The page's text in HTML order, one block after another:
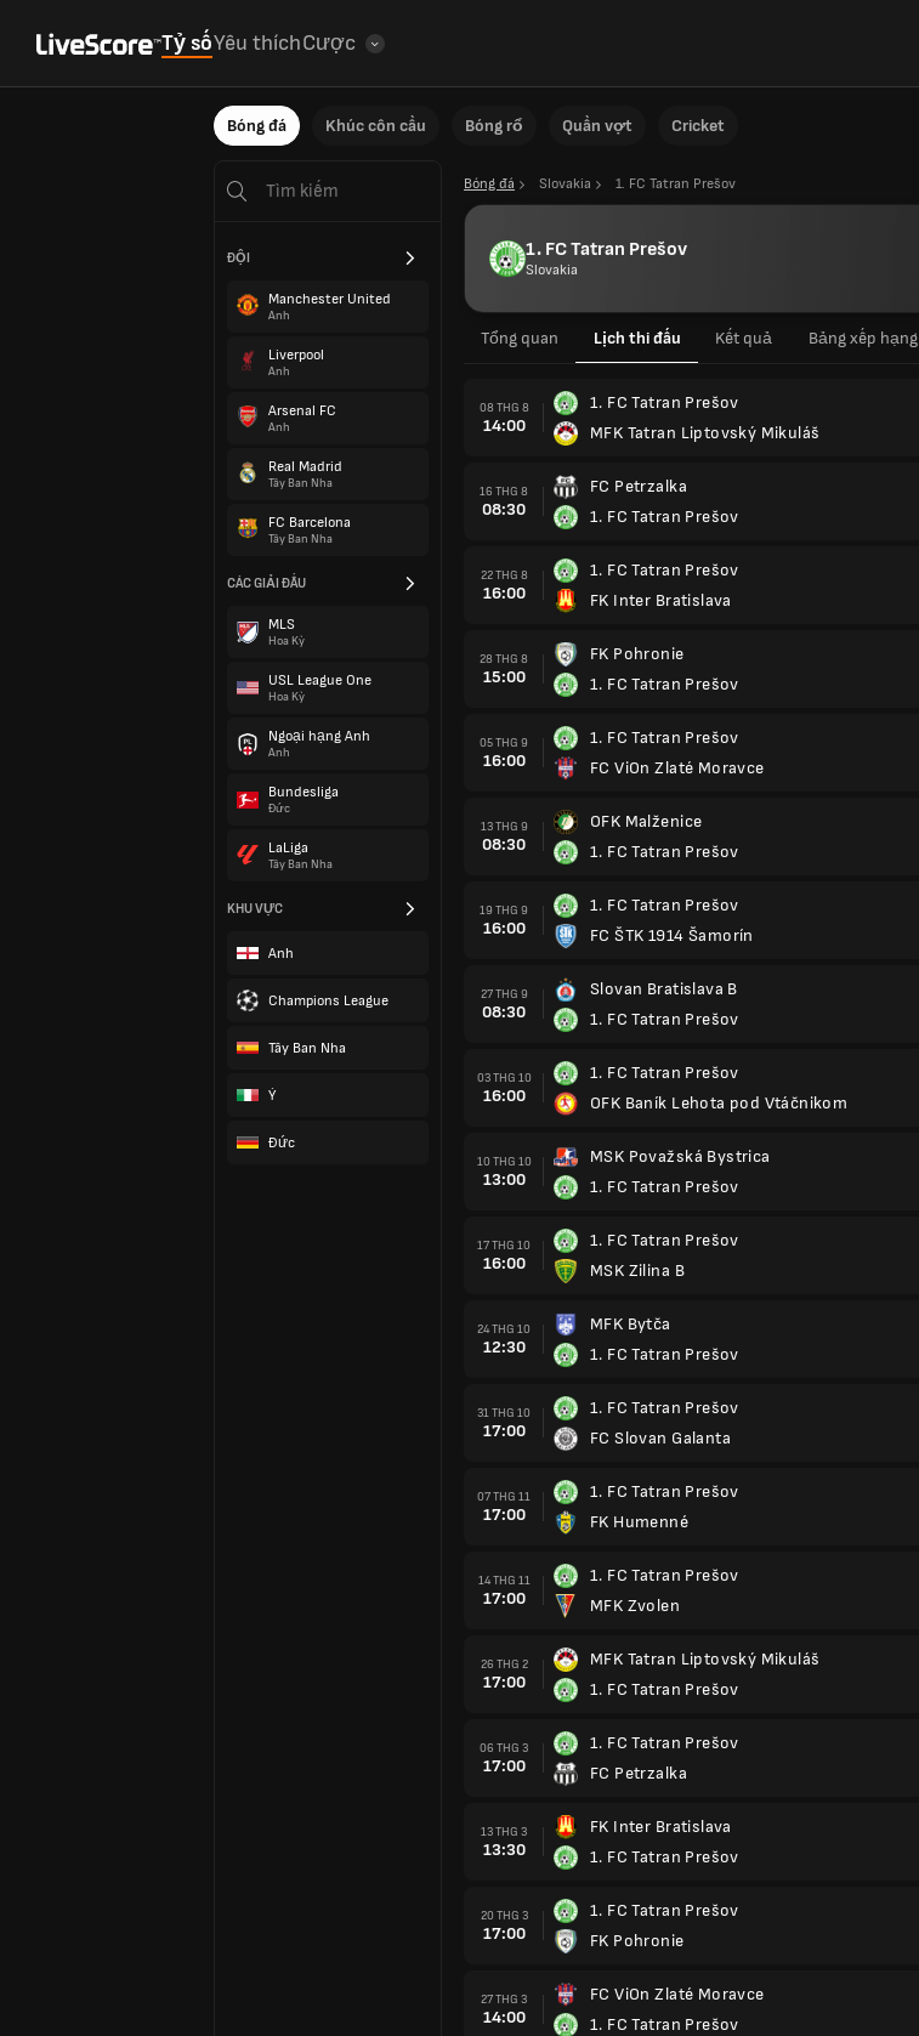
Tỷ sốYêu thíchCược
Bóng đá Khúc côn cầu Bóng rổ Quần vợt Cricket
ĐỘI
Manchester United
Anh
Liverpool
Anh
Arsenal FC
Anh
Real Madrid
Tây Ban Nha
FC Barcelona
Tây Ban Nha
CÁC GIẢI ĐẤU
MLS
Hoa Kỳ
USL League One
Hoa Kỳ
Ngoại hạng Anh
Anh
Bundesliga
Đức
LaLiga
Tây Ban Nha
KHU VỰC
Anh
Champions League
Tây Ban Nha
Ý
Đức
Bóng đá Slovakia 1. FC Tatran Prešov
1. FC Tatran Prešov
Slovakia
Tổng quan Lịch thi đấu Kết quả Bảng xếp hạng
08 THG 8
14:00
1. FC Tatran Prešov
MFK Tatran Liptovský Mikuláš
16 THG 8
08:30
FC Petrzalka
1. FC Tatran Prešov
22 THG 8
16:00
1. FC Tatran Prešov
FK Inter Bratislava
28 THG 8
15:00
FK Pohronie
1. FC Tatran Prešov
05 THG 9
16:00
1. FC Tatran Prešov
FC ViOn Zlaté Moravce
13 THG 9
08:30
OFK Malženice
1. FC Tatran Prešov
19 THG 9
16:00
1. FC Tatran Prešov
FC ŠTK 1914 Šamorín
27 THG 9
08:30
Slovan Bratislava B
1. FC Tatran Prešov
03 THG 10
16:00
1. FC Tatran Prešov
OFK Baník Lehota pod Vtáčnikom
10 THG 10
13:00
MSK Považská Bystrica
1. FC Tatran Prešov
17 THG 10
16:00
1. FC Tatran Prešov
MSK Zilina B
24 THG 10
12:30
MFK Bytča
1. FC Tatran Prešov
31 THG 10
17:00
1. FC Tatran Prešov
FC Slovan Galanta
07 THG 11
17:00
1. FC Tatran Prešov
FK Humenné
14 THG 11
17:00
1. FC Tatran Prešov
MFK Zvolen
26 THG 2
17:00
MFK Tatran Liptovský Mikuláš
1. FC Tatran Prešov
06 THG 3
17:00
1. FC Tatran Prešov
FC Petrzalka
13 THG 3
13:30
FK Inter Bratislava
1. FC Tatran Prešov
20 THG 3
17:00
1. FC Tatran Prešov
FK Pohronie
27 THG 3
14:00
FC ViOn Zlaté Moravce
1. FC Tatran Prešov